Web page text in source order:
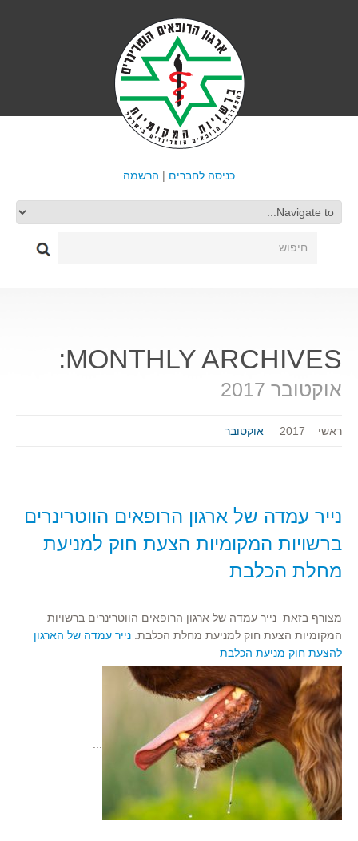
כניסה לחברים | הרשמה
MONTHLY ARCHIVES:
אוקטובר 2017
ראשי 2017 אוקטובר
נייר עמדה של ארגון הרופאים הווטרינרים
ברשויות המקומיות הצעת חוק למניעת
מחלת הכלבת
מצורף בזאת נייר עמדה של ארגון הרופאים הווטרינרים ברשויות
המקומיות הצעת חוק למניעת מחלת הכלבת: נייר עמדה של הארגון
להצעת חוק מניעת הכלבת